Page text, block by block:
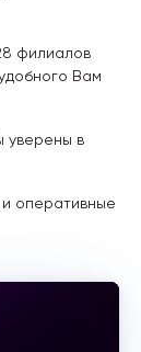
филиалов
Вам
уверены в
оперативные